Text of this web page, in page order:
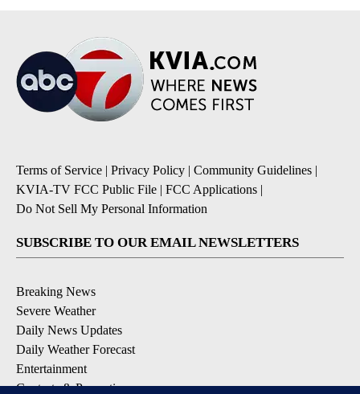
Terms of Service | Privacy Policy | Community Guidelines |
KVIA-TV FCC Public File | FCC Applications |
Do Not Sell My Personal Information
SUBSCRIBE TO OUR EMAIL NEWSLETTERS
Breaking News
Severe Weather
Daily News Updates
Daily Weather Forecast
Entertainment
Contests & Promotions